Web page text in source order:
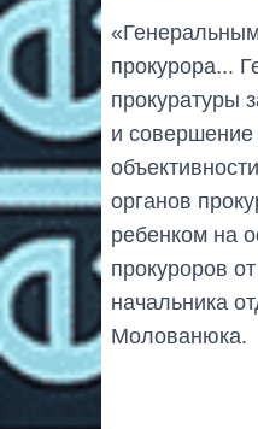
прокурора...
прокуратуры
и совершение
органов
ребенком на
прокуроров
начальника
Молованюка.